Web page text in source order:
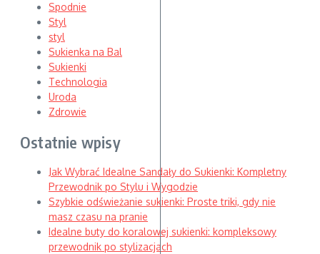
Spodnie
Styl
styl
Sukienka na Bal
Sukienki
Technologia
Uroda
Zdrowie
Ostatnie wpisy
Jak Wybrać Idealne Sandały do Sukienki: Kompletny
Przewodnik po Stylu i Wygodzie
Szybkie odświeżanie sukienki: Proste triki, gdy nie
masz czasu na pranie
Idealne buty do koralowej sukienki: kompleksowy
przewodnik po stylizacjach